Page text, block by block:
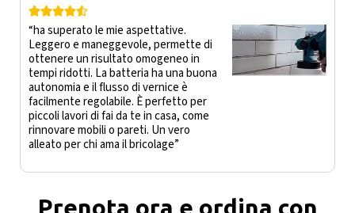

“ha superato le mie aspettative.
Leggero e maneggevole, permette di
ottenere un risultato omogeneo in
tempi ridotti. La batteria ha una buona
autonomia e il flusso di vernice è
facilmente regolabile. È perfetto per
piccoli lavori di fai da te in casa, come
rinnovare mobili o pareti. Un vero
alleato per chi ama il bricolage”
Prenota ora e ordina con